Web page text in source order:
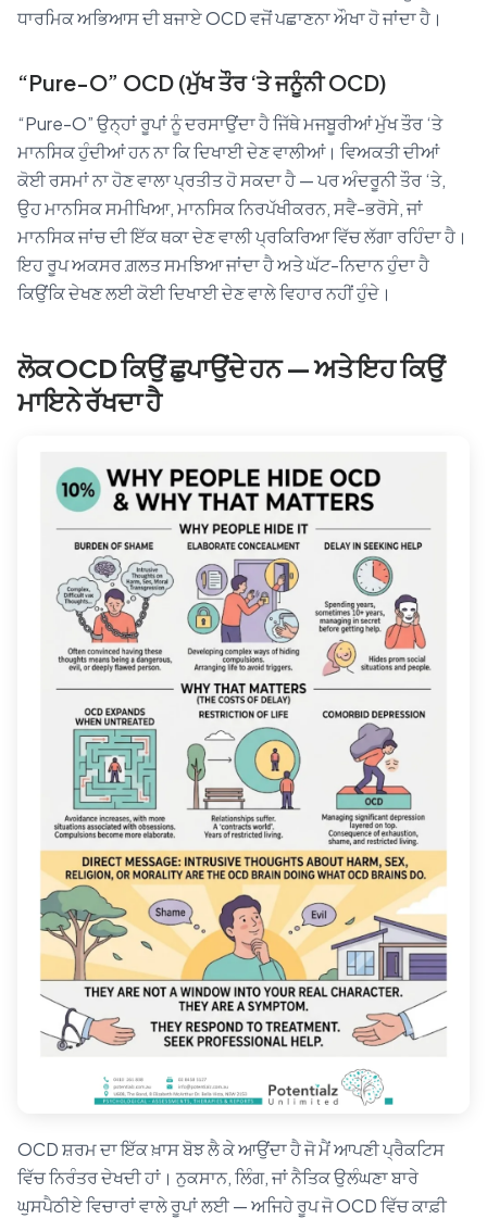
ਧਾਰਮਿਕ ਅਭਿਆਸ ਦੀ ਬਜਾਏ OCD ਵਜੋਂ ਪਛਾਣਨਾ ਔਖਾ ਹੋ ਜਾਂਦਾ ਹੈ।
“Pure-O” OCD (ਮੁੱਖ ਤੌਰ ‘ਤੇ ਜਨੂੰਨੀ OCD)
“Pure-O” ਉਨ੍ਹਾਂ ਰੂਪਾਂ ਨੂੰ ਦਰਸਾਉਂਦਾ ਹੈ ਜਿੱਥੇ ਮਜਬੂਰੀਆਂ ਮੁੱਖ ਤੌਰ ‘ਤੇ
ਮਾਨਸਿਕ ਹੁੰਦੀਆਂ ਹਨ ਨਾ ਕਿ ਦਿਖਾਈ ਦੇਣ ਵਾਲੀਆਂ। ਵਿਅਕਤੀ ਦੀਆਂ
ਕੋਈ ਰਸਮਾਂ ਨਾ ਹੋਣ ਵਾਲਾ ਪ੍ਰਤੀਤ ਹੋ ਸਕਦਾ ਹੈ — ਪਰ ਅੰਦਰੂਨੀ ਤੌਰ ‘ਤੇ,
ਉਹ ਮਾਨਸਿਕ ਸਮੀਖਿਆ, ਮਾਨਸਿਕ ਨਿਰਪੱਖੀਕਰਨ, ਸਵੈ-ਭਰੋਸੇ, ਜਾਂ
ਮਾਨਸਿਕ ਜਾਂਚ ਦੀ ਇੱਕ ਥਕਾ ਦੇਣ ਵਾਲੀ ਪ੍ਰਕਿਰਿਆ ਵਿੱਚ ਲੱਗਾ ਰਹਿੰਦਾ ਹੈ।
ਇਹ ਰੂਪ ਅਕਸਰ ਗ਼ਲਤ ਸਮਝਿਆ ਜਾਂਦਾ ਹੈ ਅਤੇ ਘੱਟ-ਨਿਦਾਨ ਹੁੰਦਾ ਹੈ
ਕਿਉਂਕਿ ਦੇਖਣ ਲਈ ਕੋਈ ਦਿਖਾਈ ਦੇਣ ਵਾਲੇ ਵਿਹਾਰ ਨਹੀਂ ਹੁੰਦੇ।
ਲੋਕ OCD ਕਿਉਂ ਛੁਪਾਉਂਦੇ ਹਨ — ਅਤੇ ਇਹ ਕਿਉਂ
ਮਾਇਨੇ ਰੱਖਦਾ ਹੈ
OCD ਸ਼ਰਮ ਦਾ ਇੱਕ ਖ਼ਾਸ ਬੋਝ ਲੈ ਕੇ ਆਉਂਦਾ ਹੈ ਜੋ ਮੈਂ ਆਪਣੀ ਪ੍ਰੈਕਟਿਸ
ਵਿੱਚ ਨਿਰੰਤਰ ਦੇਖਦੀ ਹਾਂ। ਨੁਕਸਾਨ, ਲਿੰਗ, ਜਾਂ ਨੈਤਿਕ ਉਲੰਘਣਾ ਬਾਰੇ
ਘੁਸਪੈਠੀਏ ਵਿਚਾਰਾਂ ਵਾਲੇ ਰੂਪਾਂ ਲਈ — ਅਜਿਹੇ ਰੂਪ ਜੋ OCD ਵਿੱਚ ਕਾਫ਼ੀ